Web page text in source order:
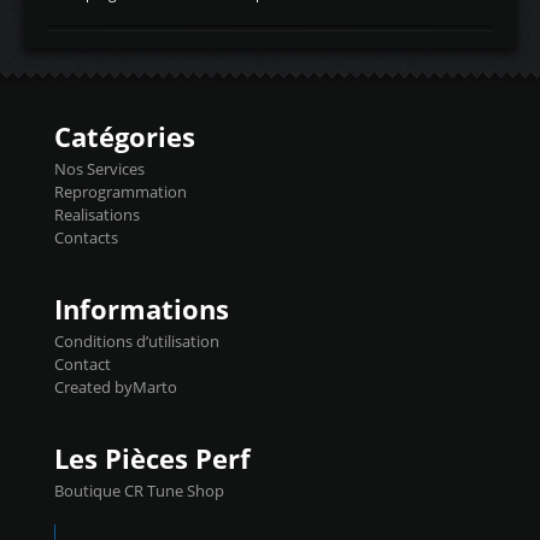
d'admissiontemp ex. pour atmo -30- 80°C
temperaturetemperature ldr moteurtemp
Injecteurs + Flashpro 1370€ TTC Le
précise et performante. Vous pourrez
basculer de la carto sans plomb à Ethanol à
l'aide du flashpro OPTION ECONOMIQUES
Reprog SP 98 sur le calculateur d'origine
450€ TTC Un gain d'environ 10cv et 15nm
Catégories
Nos Services
Reprogrammation
Realisations
Contacts
Informations
Conditions d’utilisation
Contact
Created byMarto
Les Pièces Perf
Boutique CR Tune Shop